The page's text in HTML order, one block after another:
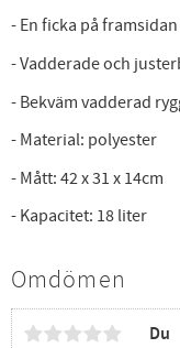
- En ficka på
- Vadderade och
- Bekväm vadderad
- Material: polyester
- Mått: 42 x 31 x 14cm
- Kapacitet: 18 liter
Omdömen
Du